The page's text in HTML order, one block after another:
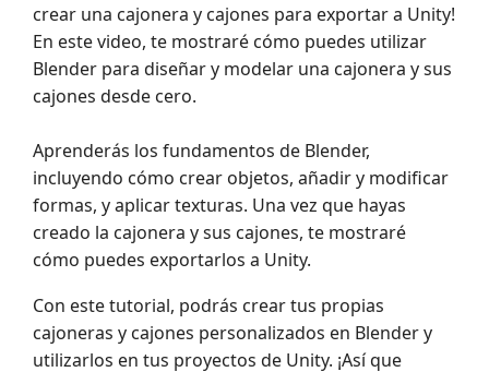
crear una cajonera y cajones para exportar a Unity!
En este video, te mostraré cómo puedes utilizar
Blender para diseñar y modelar una cajonera y sus
cajones desde cero.
Aprenderás los fundamentos de Blender,
incluyendo cómo crear objetos, añadir y modificar
formas, y aplicar texturas. Una vez que hayas
creado la cajonera y sus cajones, te mostraré
cómo puedes exportarlos a Unity.
Con este tutorial, podrás crear tus propias
cajoneras y cajones personalizados en Blender y
utilizarlos en tus proyectos de Unity. ¡Así que